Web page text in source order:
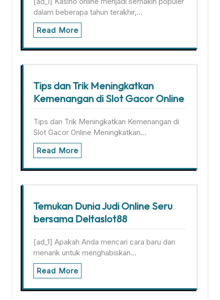
dalam beberapa tahun terakhir,…
Read More
Tips dan Trik Meningkatkan
Kemenangan di Slot Gacor Online
Tips dan Trik Meningkatkan Kemenangan di
Slot Gacor Online Meningkatkan…
Read More
Temukan Dunia Judi Online Seru
bersama Deltaslot88
[ad_1] Apakah Anda mencari cara baru dan
menarik untuk menghabiskan…
Read More